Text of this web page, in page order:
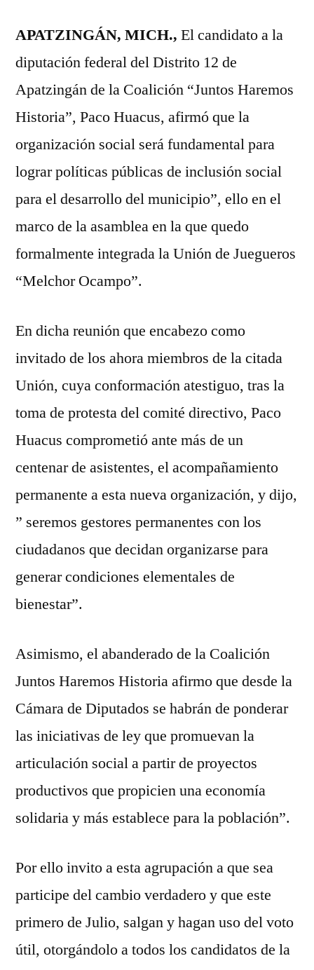
APATZINGÁN, MICH., El candidato a la
diputación federal del Distrito 12 de
Apatzingán de la Coalición “Juntos Haremos
Historia”, Paco Huacus, afirmó que la
organización social será fundamental para
lograr políticas públicas de inclusión social
para el desarrollo del municipio”, ello en el
marco de la asamblea en la que quedo
formalmente integrada la Unión de Juegueros
“Melchor Ocampo”.
En dicha reunión que encabezo como
invitado de los ahora miembros de la citada
Unión, cuya conformación atestiguo, tras la
toma de protesta del comité directivo, Paco
Huacus comprometió ante más de un
centenar de asistentes, el acompañamiento
permanente a esta nueva organización, y dijo,
” seremos gestores permanentes con los
ciudadanos que decidan organizarse para
generar condiciones elementales de
bienestar”.
Asimismo, el abanderado de la Coalición
Juntos Haremos Historia afirmo que desde la
Cámara de Diputados se habrán de ponderar
las iniciativas de ley que promuevan la
articulación social a partir de proyectos
productivos que propicien una economía
solidaria y más establece para la población”.
Por ello invito a esta agrupación a que sea
participe del cambio verdadero y que este
primero de Julio, salgan y hagan uso del voto
útil, otorgándolo a todos los candidatos de la